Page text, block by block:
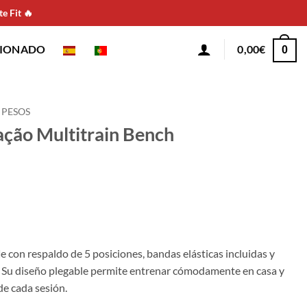
Fit 🔥
0,00€ 0
Multitrain Bench
con respaldo de 5 posiciones, bandas elásticas incluidas y
diseño plegable permite entrenar cómodamente en casa y
cada sesión.